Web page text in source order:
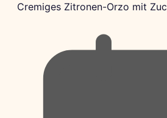
Cremiges Zitronen-Orzo mit